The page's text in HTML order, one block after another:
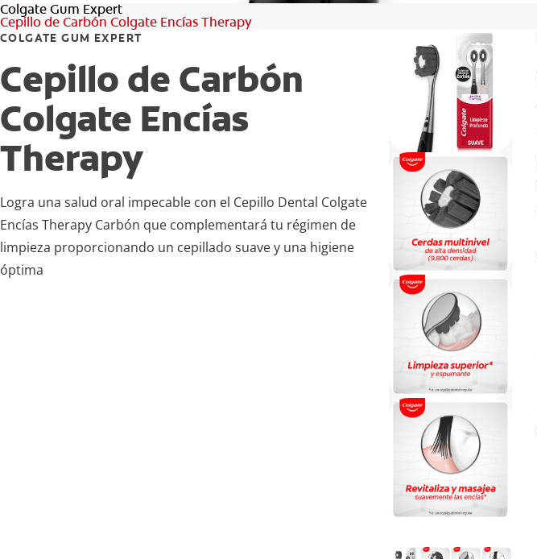
Colgate Gum Expert
Cepillo de Carbón Colgate Encías Therapy
COLGATE GUM EXPERT
Cepillo de Carbón
Colgate Encías
Therapy
Logra una salud oral impecable con el Cepillo Dental Colgate
Encías Therapy Carbón que complementará tu régimen de
limpieza proporcionando un cepillado suave y una higiene
óptima